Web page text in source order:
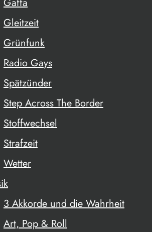
Gleitzeit
Grünfunk
Radio Gays
Spätzünder
Step Across The Border
Stoffwechsel
Strafzeit
Wetter
3 Akkorde und die Wahrheit
Art, Pop & Roll